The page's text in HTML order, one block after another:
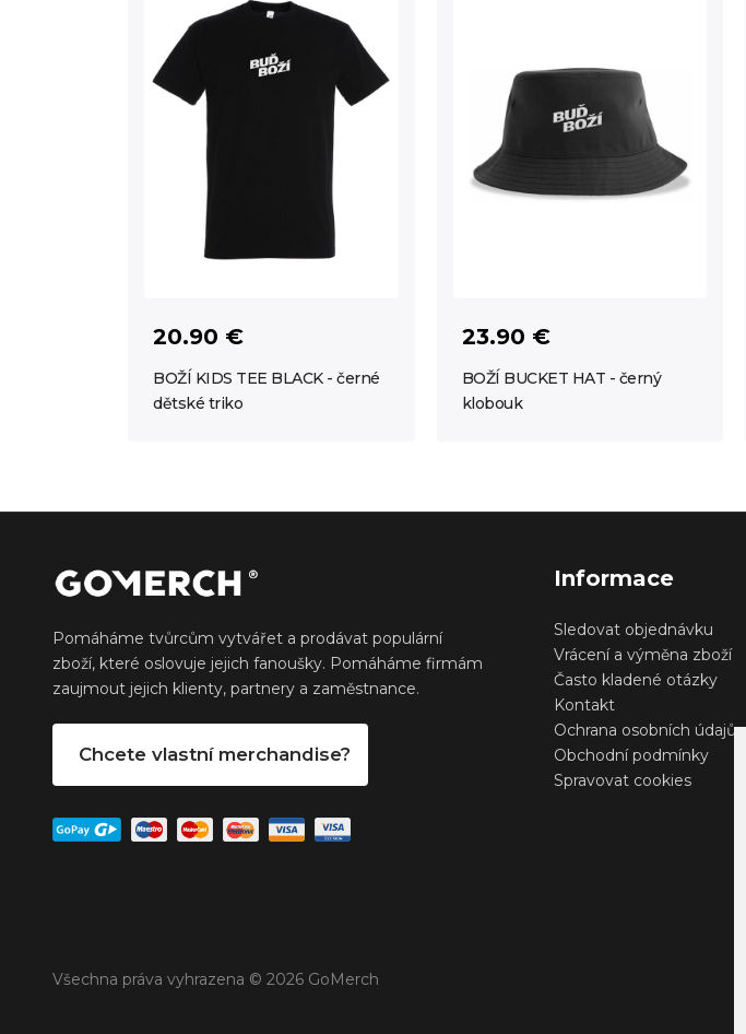
20.90 €
BOŽÍ KIDS TEE BLACK - černé
dětské triko
23.90 €
BOŽÍ BUCKET HAT - černý
klobouk
Informace
Sledovat objednávku
Vrácení a výměna zboží
Často kladené otázky
Kontakt
Ochrana osobních údajů
Obchodní podmínky
Spravovat cookies
Pomáháme tvůrcům vytvářet a prodávat populární
zboží, které oslovuje jejich fanoušky. Pomáháme firmám
zaujmout jejich klienty, partnery a zaměstnance.
Chcete vlastní merchandise?
Všechna práva vyhrazena © 2026 GoMerch